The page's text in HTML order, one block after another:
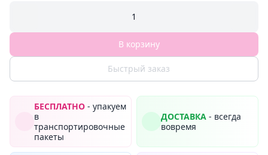
1
В корзину
Быстрый заказ
БЕСПЛАТНО - упакуем
в
транспортировочные
пакеты
ДОСТАВКА - всегда
вовремя